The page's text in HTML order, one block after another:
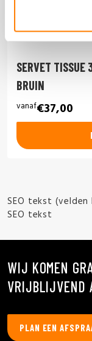
SERVET TISSUE
BRUIN
vanaf€37,00
SEO tekst
SEO tekst
WIJ KOMEN
VRIJBLIJVEND
PLAN EEN